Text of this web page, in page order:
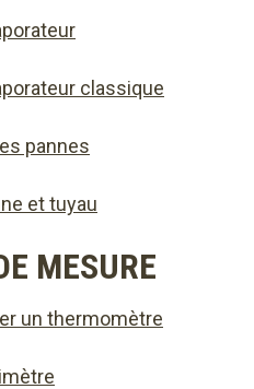
classique
pannes
et tuyau
MESURE
un thermomètre